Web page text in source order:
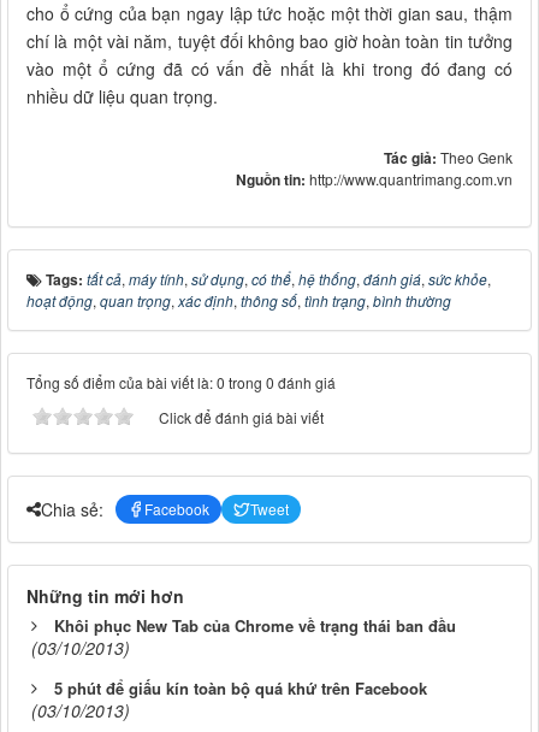
cho ổ cứng của bạn ngay lập tức hoặc một thời gian sau, thậm
chí là một vài năm, tuyệt đối không bao giờ hoàn toàn tin tưởng
vào một ổ cứng đã có vấn đề nhất là khi trong đó đang có
nhiều dữ liệu quan trọng.
Tác giả: Theo Genk
Nguồn tin: http://www.quantrimang.com.vn
Tags: tất cả, máy tính, sử dụng, có thể, hệ thống, đánh giá, sức khỏe,
hoạt động, quan trọng, xác định, thông số, tình trạng, bình thường
Tổng số điểm của bài viết là: 0 trong 0 đánh giá
Click để đánh giá bài viết
Chia sẻ: Facebook Tweet
Những tin mới hơn
Khôi phục New Tab của Chrome về trạng thái ban đầu
(03/10/2013)
5 phút để giấu kín toàn bộ quá khứ trên Facebook
(03/10/2013)